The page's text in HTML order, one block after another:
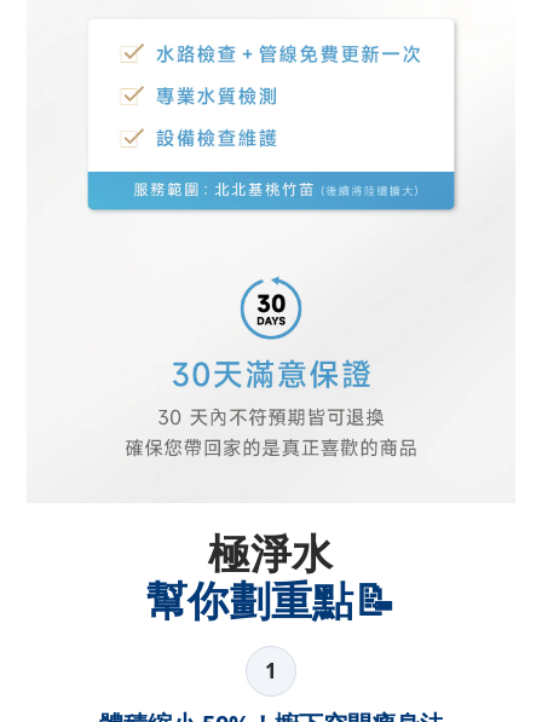
極淨水
幫你劃重點📝
1